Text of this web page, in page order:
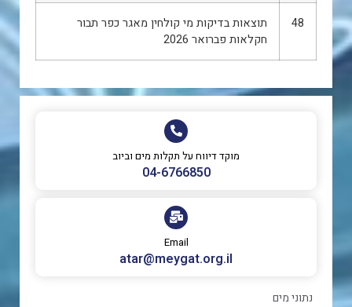
מוקד דיווח על תקלות מים וביוב
‎04-6766850
Email
atar@meygat.org.il
נתוני מים
48
תוצאות בדיקות מי קולחין מאגר כפר תבור
חקלאות פברואר 2026